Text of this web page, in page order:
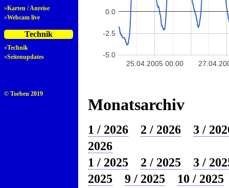
»Karten / Anreise
»Webcam live
Technik
»Technik
»Seitenupdates
© Torben 2019
25.04.2005 00:00
-5.0
-2.5
0.0
Monatsarchiv
1 / 2026 2 / 2026
3 /
2026
1 / 2025
2 / 2025
3 /
2025
9 / 2025
10 / 2025